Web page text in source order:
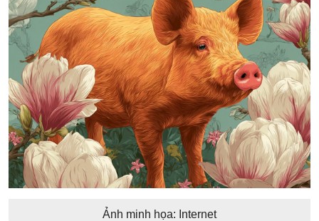
Ảnh minh họa: Internet